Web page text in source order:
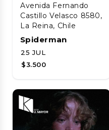
Avenida Fernando
Castillo Velasco 8580,
La Reina, Chile
Spiderman
25 JUL
$3.500